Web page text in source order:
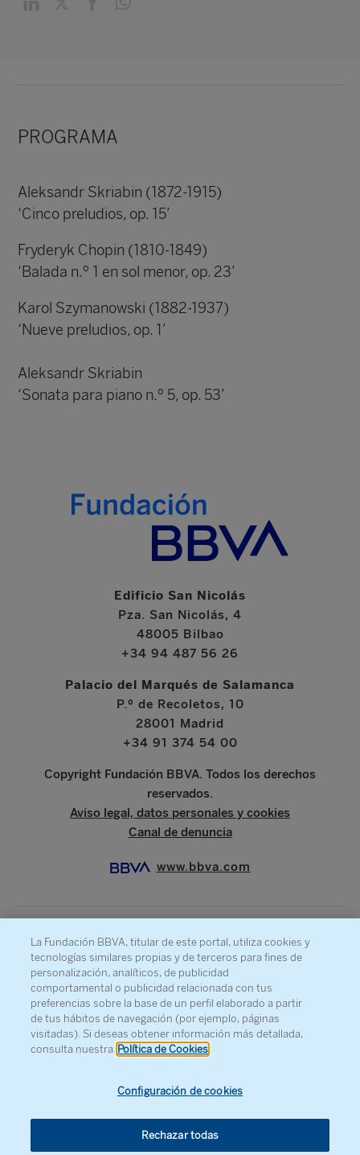
PROGRAMA
Aleksandr Skriabin (1872-1915)
‘Cinco preludios, op. 15’
Fryderyk Chopin (1810-1849)
‘Balada n.º 1 en sol menor, op. 23’
Karol Szymanowski (1882-1937)
‘Nueve preludios, op. 1’
Aleksandr Skriabin
‘Sonata para piano n.º 5, op. 53’
Edificio San Nicolás
Pza. San Nicolás, 4
48005 Bilbao
+34 94 487 56 26
Palacio del Marqués de Salamanca
P.º de Recoletos, 10
28001 Madrid
+34 91 374 54 00
Copyright Fundación BBVA. Todos los derechos
reservados.
Aviso legal, datos personales y cookies
Canal de denuncia
www.bbva.com
SOBRE LA FUNDACIÓN
PRENSA
MAPA WEB
AGENDA
CONTACTO
Recibe información sobre nuestra actividad
La Fundación BBVA, titular de este portal, utiliza cookies y
tecnologías similares propias y de terceros para fines de
personalización, analíticos, de publicidad
comportamental o publicidad relacionada con tus
preferencias sobre la base de un perfil elaborado a partir
de tus hábitos de navegación (por ejemplo, páginas
visitadas). Si deseas obtener información más detallada,
consulta nuestra Política de Cookies
Configuración de cookies
Rechazar todas